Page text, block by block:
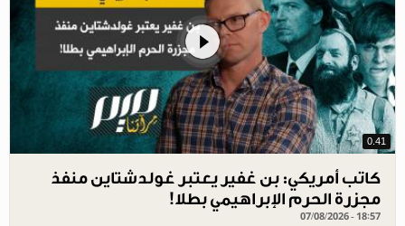
0.41
كاتب أمريكي: بن غفير يعتبر غولدشتاين منفذ
مجزرة الحرم الإبراهيمي بطلا!
07/08/2026 - 18:57